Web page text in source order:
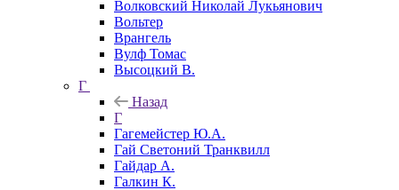
Волковский Николай Лукьянович
Вольтер
Врангель
Вулф Томас
Высоцкий В.
Г
Назад
Г
Гагемейстер Ю.А.
Гай Светоний Транквилл
Гайдар А.
Галкин К.